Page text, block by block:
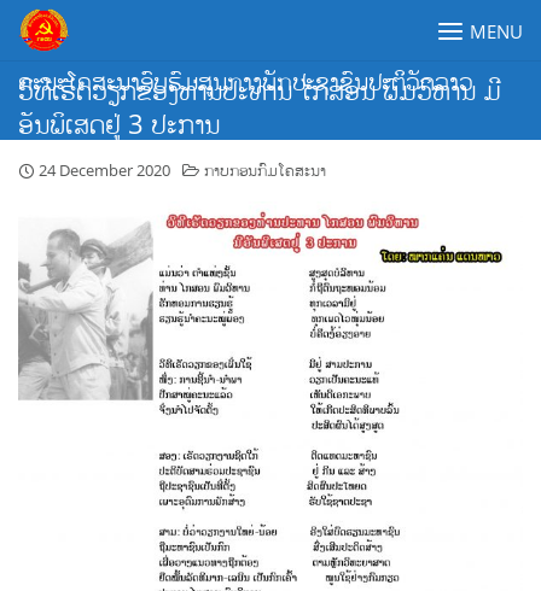
Skip
content
ຄະນະໂຄສະນາອົບຮົມສູນກາງພັກປະຊາຊົນປະຕິວັດລາວ
MENU
ວິທີເຮັດວຽກຂອງທ່ານປະທານ ໄກສອນ ພົມວິຫານ ມີ
ອັນພິເສດຢູ່ 3 ປະການ
24 December 2020 ກາບກອນກົມໂຄສະນາ